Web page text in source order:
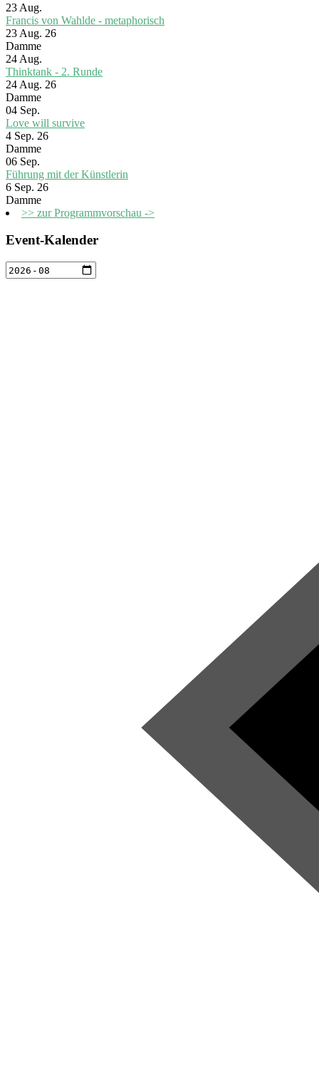
23 Aug.
Francis von Wahlde - metaphorisch
23 Aug. 26
Damme
24 Aug.
Thinktank - 2. Runde
24 Aug. 26
Damme
04 Sep.
Love will survive
4 Sep. 26
Damme
06 Sep.
Führung mit der Künstlerin
6 Sep. 26
Damme
>> zur Programmvorschau ->
Event-Kalender